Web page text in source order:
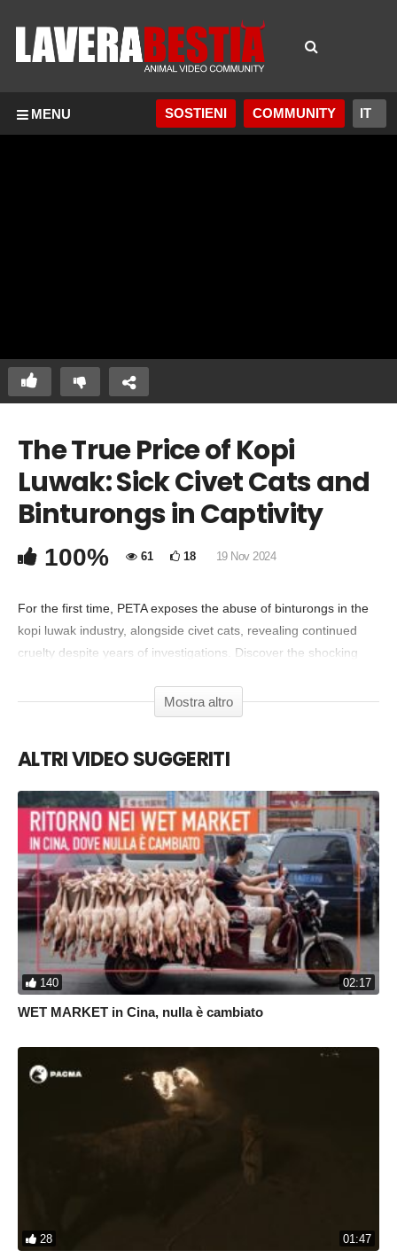
MENU SOSTIENI COMMUNITY
COMMENTA
Copia Codice Embed
The True Price of Kopi
Luwak: Sick Civet Cats and
Binturongs in Captivity
100% 61 18 19 Nov 2024
For the first time, PETA exposes the abuse of binturongs in the
kopi luwak industry, alongside civet cats, revealing continued
cruelty despite years of investigations. Discover the shocking
Mostra altro
ALTRI VIDEO SUGGERITI
140 02:17
WET MARKET in Cina, nulla è cambiato
28 01:47